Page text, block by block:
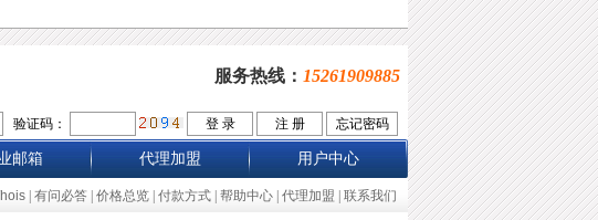
服务热线： 15261909885
验证码：
邮箱 代理加盟 用户中心
有问必答 价格总览 付款方式 帮助中心 代理加盟 联系我们